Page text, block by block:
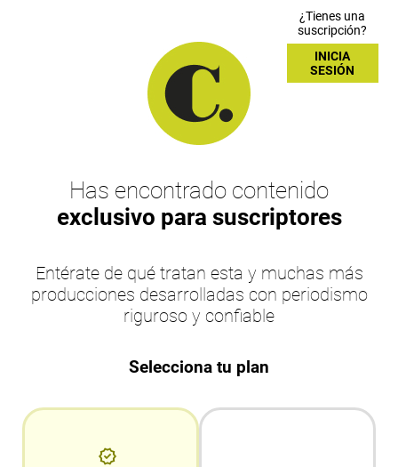
¿Tienes una
suscripción?
INICIA
SESIÓN
Has encontrado contenido
exclusivo para suscriptores
Entérate de qué tratan esta y muchas más
producciones desarrolladas con periodismo
riguroso y confiable
Selecciona tu plan